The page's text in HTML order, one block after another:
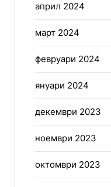
април 2024
март 2024
февруари 2024
януари 2024
декември 2023
ноември 2023
октомври 2023